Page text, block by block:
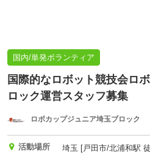
国内/単発ボランティア
国際的なロボット競技会ロ
ロック運営スタッフ募集
ロボカップジュニア埼玉ブロック
活動場所
埼玉 [戸田市/北浦和駅